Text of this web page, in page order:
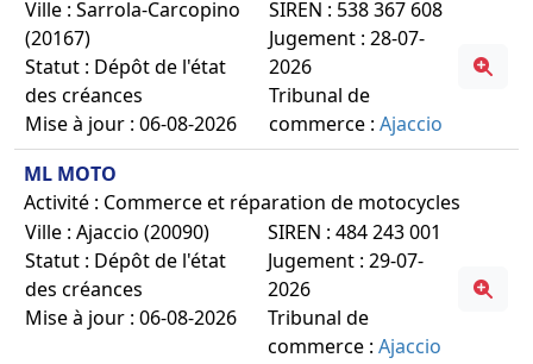
Ville : Sarrola-Carcopino
(20167)
Statut : Dépôt de l'état
des créances
Mise à jour : 06-08-2026
SIREN : 538 367 608
Jugement : 28-07-
2026
Tribunal de
commerce :Ajaccio
ML MOTO
Activité : Commerce et réparation de motocycles
Ville : Ajaccio (20090)
Statut : Dépôt de l'état
des créances
Mise à jour : 06-08-2026
SIREN : 484 243 001
Jugement : 29-07-
2026
Tribunal de
commerce :Ajaccio